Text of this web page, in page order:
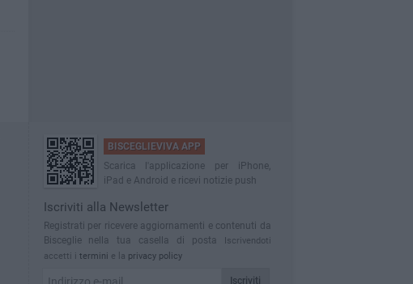
BISCEGLIEVIVA APP
Scarica l'applicazione per iPhone,
iPad e Android e ricevi notizie push
Iscriviti alla Newsletter
Registrati per ricevere aggiornamenti e contenuti da
Bisceglie nella tua casella di posta
Iscrivendoti
accetti i termini e la privacy policy
Iscriviti